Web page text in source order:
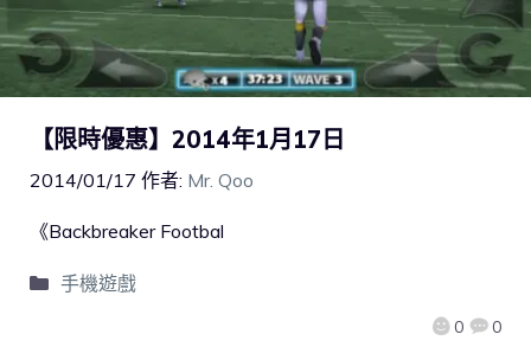
【限時優惠】2014年1月17日
2014/01/17 作者: Mr. Qoo
0 0
《Backbreaker Footbal
手機遊戲